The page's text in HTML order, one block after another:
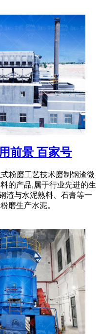
前景 百家号
粉磨工艺技术磨制钢渣微
的产品,属于行业先进的生
渣与水泥熟料、石膏等一
磨生产水泥。